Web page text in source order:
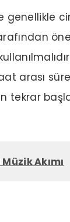
genellikle
arası
tekrar
Akımı